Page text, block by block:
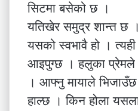
सिटमा बसेको छ ।
यतिखेर समुद्र शान्त छ
यसको स्वभावै हो । त्यही
आइपुग्छ । हलुका प्रेमले
। आफ्नु मायाले
हाल्छ । किन होला